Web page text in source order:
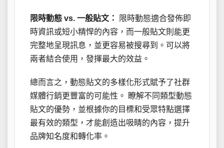
限時動態 vs. 一般貼文：
限時動態適合發佈即
時資訊或短小精悍的內容，而一般貼文則能更
完整地呈現訊息，並更容易被搜尋到。可以將
兩者結合使用，發揮最大的效益。
總而言之，動態貼文的多樣化形式賦予了社群
媒體行銷更豐富的可能性。 瞭解不同類型動態
貼文的優勢，並根據你的目標和受眾特點選擇
最有效的類型，才能創造出吸睛的內容，提升
品牌知名度和轉化率。